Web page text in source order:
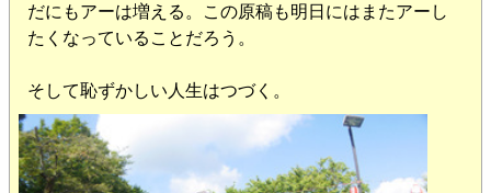
だにもアーは増える。この原稿も明日にはまたアーし
たくなっていることだろう。
そして恥ずかしい人生はつづく。